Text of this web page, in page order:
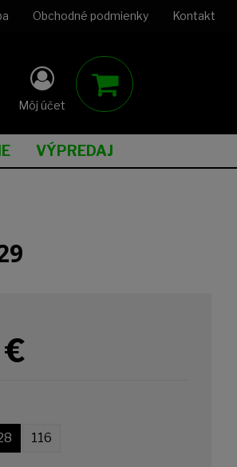
Obchodné podmienky Kontakt
Môj účet
VÝPREDAJ
€
116